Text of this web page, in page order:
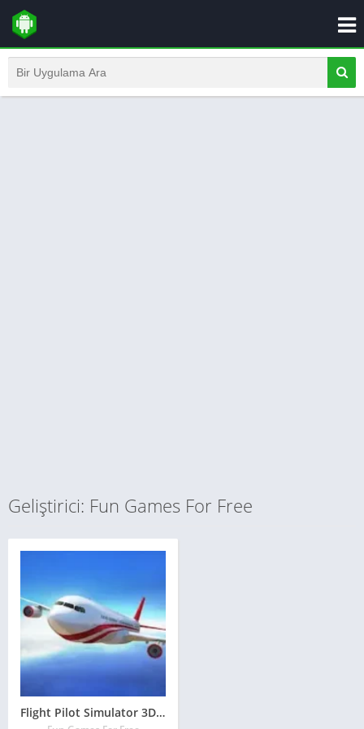
Geliştirici: Fun Games For Free
Flight Pilot Simulator 3D Mod Apk indir para hileli